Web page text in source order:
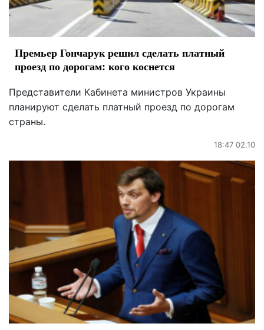
Премьер Гончарук решил сделать платный
проезд по дорогам: кого коснется
Представители Кабинета министров Украины
планируют сделать платный проезд по дорогам
страны.
18:47 02.10